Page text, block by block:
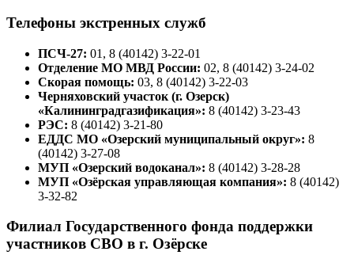
Телефоны экстренных служб
ПСЧ-27: 01, 8 (40142) 3-22-01
Отделение МО МВД России: 02, 8 (40142) 3-24-02
Скорая помощь: 03, 8 (40142) 3-22-03
Черняховский участок (г. Озерск)
«Калининградгазификация»: 8 (40142) 3-23-43
РЭС: 8 (40142) 3-21-80
ЕДДС МО «Озерский муниципальный округ»: 8
(40142) 3-27-08
МУП «Озерский водоканал»: 8 (40142) 3-28-28
МУП «Озёрская управляющая компания»: 8 (40142)
3-32-82
Филиал Государственного фонда поддержки
участников СВО в г. Озёрске